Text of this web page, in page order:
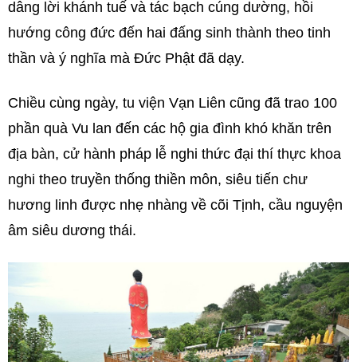
dâng lời khánh tuế và tác bạch cúng dường, hồi
hướng công đức đến hai đấng sinh thành theo tinh
thần và ý nghĩa mà Đức Phật đã dạy.
Chiều cùng ngày, tu viện Vạn Liên cũng đã trao 100
phần quà Vu lan đến các hộ gia đình khó khăn trên
địa bàn, cử hành pháp lễ nghi thức đại thí thực khoa
nghi theo truyền thống thiền môn, siêu tiến chư
hương linh được nhẹ nhàng về cõi Tịnh, cầu nguyện
âm siêu dương thái.